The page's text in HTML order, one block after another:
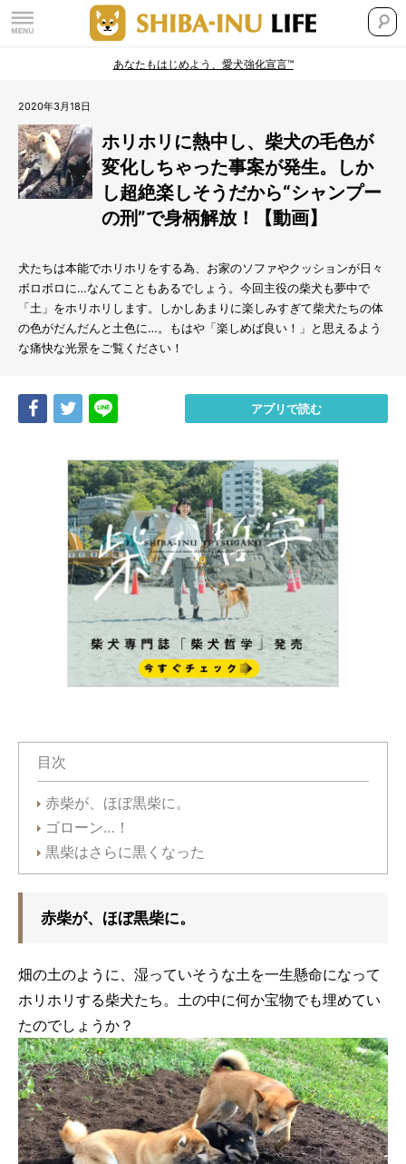
あなたもはじめよう、愛犬強化宣言™
2020年3月18日
ホリホリに熱中し、柴犬の毛色が
変化しちゃった事案が発生。しか
し超絶楽しそうだから“シャンプー
の刑”で身柄解放！【動画】
犬たちは本能でホリホリをする為、お家のソファやクッションが日々
ボロボロに…なんてこともあるでしょう。今回主役の柴犬も夢中で
「土」をホリホリします。しかしあまりに楽しみすぎて柴犬たちの体
の色がだんだんと土色に…。もはや「楽しめば良い！」と思えるよう
な痛快な光景をご覧ください！
Share Tweet アプリで読む
目次
赤柴が、ほぼ黒柴に。
ゴローン…！
黒柴はさらに黒くなった
赤柴が、ほぼ黒柴に。
畑の土のように、湿っていそうな土を一生懸命になって
ホリホリする柴犬たち。土の中に何か宝物でも埋めてい
たのでしょうか？